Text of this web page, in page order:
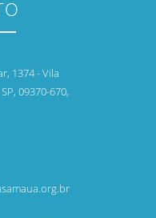
1374 - Vila
09370-670,